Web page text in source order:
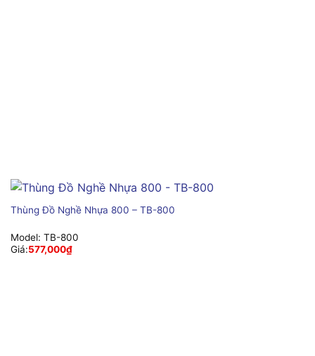
Thùng Đồ Nghề Nhựa 800 – TB-800
Model: TB-800
Giá:577,000₫